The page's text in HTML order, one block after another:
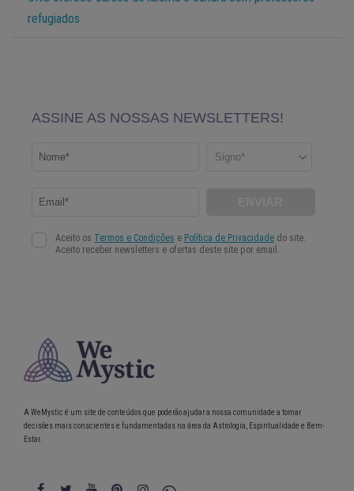
refugiados
A WeMystic é um site de conteúdos que poderão ajudar a nossa comunidade a tomar
decisões mais conscientes e fundamentadas na área da Astrologia, Espiritualidade e Bem-
Estar.